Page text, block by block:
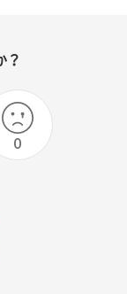
？
0